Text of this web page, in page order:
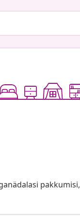
pakkumisi,